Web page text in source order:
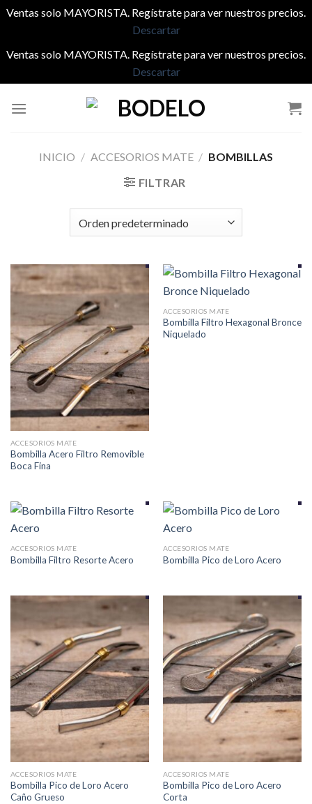
Ventas solo MAYORISTA. Regístrate para ver nuestros precios.
Descartar
Ventas solo MAYORISTA. Regístrate para ver nuestros precios.
Descartar
INICIO / ACCESORIOS MATE / BOMBILLAS
FILTRAR
ACCESORIOS MATE
Bombilla Acero Filtro Removible
Boca Fina
ACCESORIOS MATE
Bombilla Filtro Hexagonal Bronce
Niquelado
ACCESORIOS MATE
Bombilla Filtro Resorte Acero
ACCESORIOS MATE
Bombilla Pico de Loro Acero
ACCESORIOS MATE
Bombilla Pico de Loro Acero
Caño Grueso
ACCESORIOS MATE
Bombilla Pico de Loro Acero
Corta